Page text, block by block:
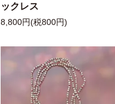
ックレス
8,800円(税800円)